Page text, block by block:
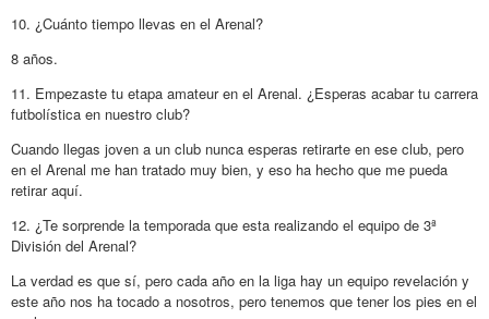
10. ¿Cuánto tiempo llevas en el Arenal?
8 años.
11. Empezaste tu etapa amateur en el Arenal. ¿Esperas acabar tu carrera
futbolística en nuestro club?
Cuando llegas joven a un club nunca esperas retirarte en ese club, pero
en el Arenal me han tratado muy bien, y eso ha hecho que me pueda
retirar aquí.
12. ¿Te sorprende la temporada que esta realizando el equipo de 3ª
División del Arenal?
La verdad es que sí, pero cada año en la liga hay un equipo revelación y
este año nos ha tocado a nosotros, pero tenemos que tener los pies en el